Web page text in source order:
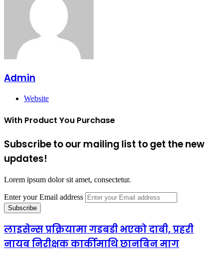
Admin
Website
With Product You Purchase
Subscribe to our mailing list to get the new
updates!
Lorem ipsum dolor sit amet, consectetur.
Enter your Email address
लाइसेन्स प्रक्रियामा गडबडी भएको दाबी, प्रहरी
नायब निरीक्षक कार्कीमाथि छानबिन माग